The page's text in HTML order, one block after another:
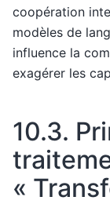
coopération
modèles de
influence la
exagérer les
10.3.
«